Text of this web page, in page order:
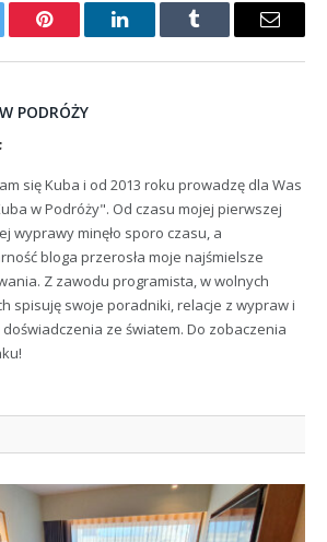
Pinterest LinkedInTumblr Email
PODRÓŻY
Facebook
się Kuba i od 2013 roku prowadzę dla Was
w Podróży". Od czasu mojej pierwszej
wyprawy minęło sporo czasu, a
bloga przerosła moje najśmielsze
Z zawodu programista, w wolnych
spisuję swoje poradniki, relacje z wypraw i
ze światem. Do zobaczenia